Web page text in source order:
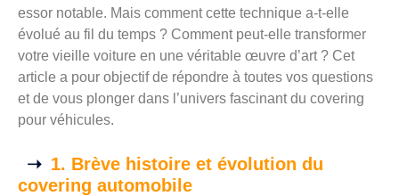
essor notable. Mais comment cette technique a-t-elle
évolué au fil du temps ? Comment peut-elle transformer
votre vieille voiture en une véritable œuvre d’art ? Cet
article a pour objectif de répondre à toutes vos questions
et de vous plonger dans l’univers fascinant du covering
pour véhicules.
1. Brève histoire et évolution du
covering automobile